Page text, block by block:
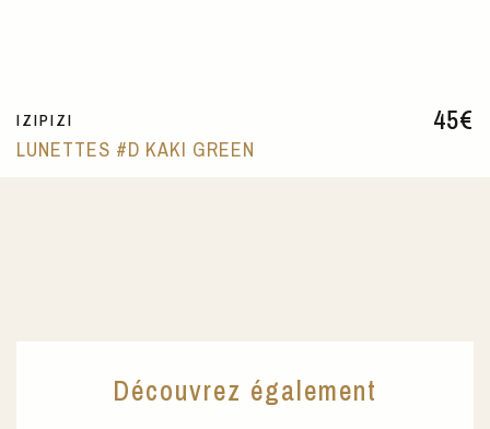
45€
IZIPIZI
LUNETTES #D KAKI GREEN
Découvrez également